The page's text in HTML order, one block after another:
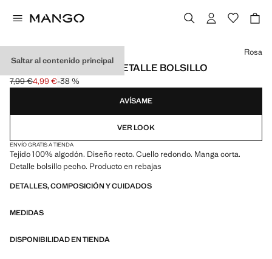
Saltar al contenido principal
CAMISETA ALGODÓN DETALLE BOLSILLO
Precio inicial tachado [7,99 € ]
7,99 €
Precio actual [4,99 € ]
4,99 €-38 %
Selecciona un color
Rosa
AVÍSAME
VER LOOK
ENVÍO GRATIS A TIENDA
Tejido 100% algodón. Diseño recto. Cuello redondo. Manga corta.
Detalle bolsillo pecho. Producto en rebajas
DETALLES, COMPOSICIÓN Y CUIDADOS
MEDIDAS
DISPONIBILIDAD EN TIENDA